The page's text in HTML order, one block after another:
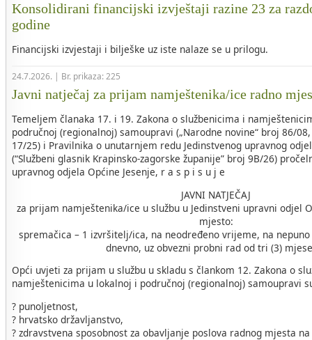
Konsolidirani financijski izvještaji razine 23 za
godine
Financijski izvjestaji i bilješke uz iste nalaze se u prilogu.
24.7.2026. | Br. prikaza: 225
Javni natječaj za prijam namještenika/ice radno
Temeljem članaka 17. i 19. Zakona o službenicima i
područnoj (regionalnoj) samoupravi („Narodne novine“ broj 86/
17/25) i Pravilnika o unutarnjem redu Jedinstvenog upravnog
(“Službeni glasnik Krapinsko-zagorske županije” broj 9B/26)
upravnog odjela Općine Jesenje, r a s p i s u j e
JAVNI NATJEČAJ
za prijam namještenika/ice u službu u Jedinstveni upravni odjel
mjesto:
spremačica – 1 izvršitelj/ica, na neodređeno vrijeme, na
dnevno, uz obvezni probni rad od tri (3)
Opći uvjeti za prijam u službu u skladu s člankom 12. Zakona o
namještenicima u lokalnoj i područnoj (regionalnoj) samoupravi
? punoljetnost,
? hrvatsko državljanstvo,
? zdravstvena sposobnost za obavljanje poslova radnog mjesta